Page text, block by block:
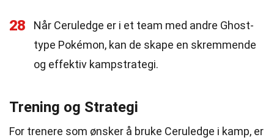
28
Når Ceruledge er i et team med andre Ghost-
type Pokémon, kan de skape en skremmende
og effektiv kampstrategi.
Trening og Strategi
For trenere som ønsker å bruke Ceruledge i kamp, er